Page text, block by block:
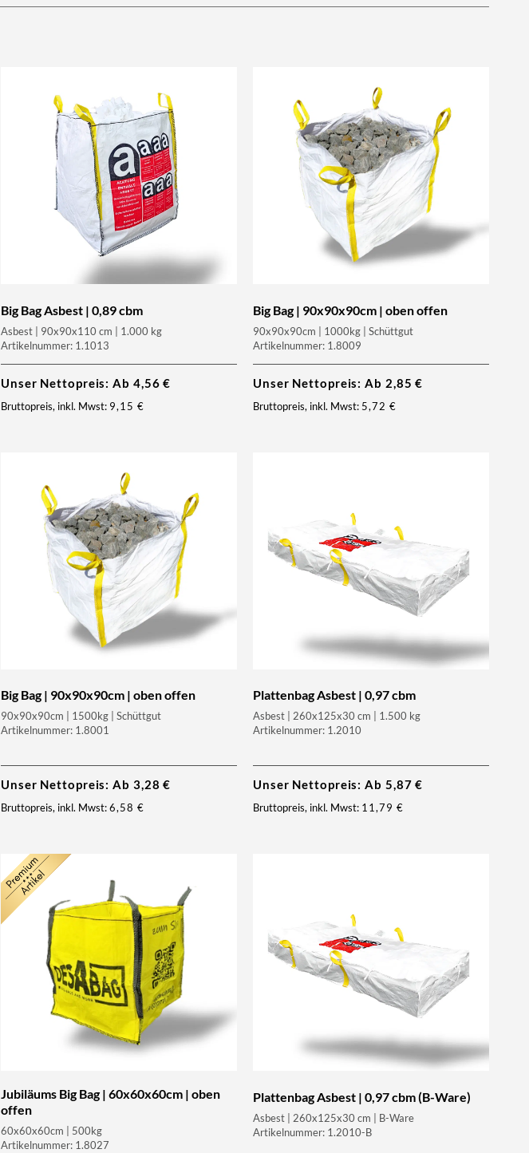
Big Bag Asbest | 0,89 cbm
Asbest | 90x90x110 cm | 1.000 kg
Artikelnummer: 1.1013
Unser Nettopreis: Ab 4,56€
Bruttopreis, inkl. Mwst: 9,15 €
Big Bag | 90x90x90cm | oben offen
90x90x90cm | 1000kg | Schüttgut
Artikelnummer: 1.8009
Unser Nettopreis: Ab 2,85€
Bruttopreis, inkl. Mwst: 5,72 €
Big Bag | 90x90x90cm | oben offen
90x90x90cm | 1500kg | Schüttgut
Artikelnummer: 1.8001
Unser Nettopreis: Ab 3,28€
Bruttopreis, inkl. Mwst:6,58 €
Plattenbag Asbest | 0,97 cbm
Asbest | 260x125x30 cm | 1.500 kg
Artikelnummer: 1.2010
Unser Nettopreis: Ab 5,87€
Bruttopreis, inkl. Mwst: 11,79 €
Jubiläums Big Bag | 60x60x60cm | oben
offen
60x60x60cm | 500kg
Artikelnummer: 1.8027
Plattenbag Asbest | 0,97 cbm (B-Ware)
Asbest | 260x125x30 cm | B-Ware
Artikelnummer: 1.2010-B